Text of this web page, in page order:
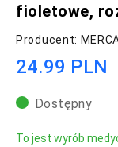
fioletowe,
Producent:
24.99 PLN
Dostępny
To jest wyrób